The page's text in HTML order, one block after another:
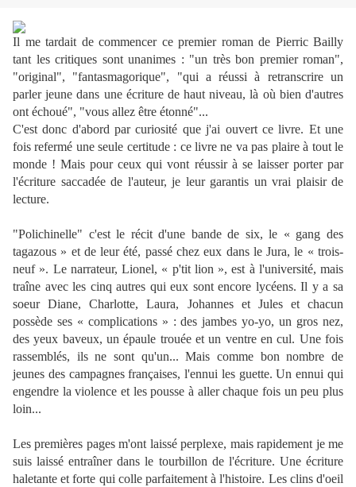
Il me tardait de commencer ce premier roman de Pierric Bailly
tant les critiques sont unanimes : "un très bon premier roman",
"original", "fantasmagorique", "qui a réussi à retranscrire un
parler jeune dans une écriture de haut niveau, là où bien d'autres
ont échoué", "vous allez être étonné"...
C'est donc d'abord par curiosité que j'ai ouvert ce livre. Et une
fois refermé une seule certitude : ce livre ne va pas plaire à tout le
monde ! Mais pour ceux qui vont réussir à se laisser porter par
l'écriture saccadée de l'auteur, je leur garantis un vrai plaisir de
lecture.
"Polichinelle" c'est le récit d'une bande de six, le « gang des
tagazous » et de leur été, passé chez eux dans le Jura, le « trois-
neuf ». Le narrateur, Lionel, « p'tit lion », est à l'université, mais
traîne avec les cinq autres qui eux sont encore lycéens. Il y a sa
soeur Diane, Charlotte, Laura, Johannes et Jules et chacun
possède ses « complications » : des jambes yo-yo, un gros nez,
des yeux baveux, un épaule trouée et un ventre en cul. Une fois
rassemblés, ils ne sont qu'un... Mais comme bon nombre de
jeunes des campagnes françaises, l'ennui les guette. Un ennui qui
engendre la violence et les pousse à aller chaque fois un peu plus
loin...
Les premières pages m'ont laissé perplexe, mais rapidement je me
suis laissé entraîner dans le tourbillon de l'écriture. Une écriture
haletante et forte qui colle parfaitement à l'histoire. Les clins d'oeil